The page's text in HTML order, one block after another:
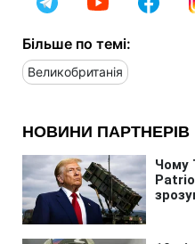
Більше по темі:
Великобританія